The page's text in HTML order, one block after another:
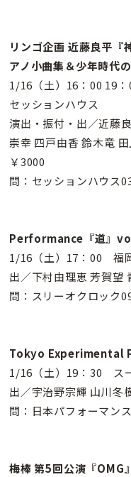
リンゴ企画 近藤良平『
アノ小曲集＆少年時代の
1/16（土）16：00 19
セッションハウス
演出・振付・出／近藤
崇幸 四戸由香 鈴木竜
￥3000
問：セッションハウス
Performance『道』
1/16（土）17：00 福
出／下村由理恵 芳賀
問：スリーオクロック
Tokyo Experimental
1/16（土）19：30 ス
出／宇治野宗輝 山川
問：日本パフォーマン
梅棒 第5回公演『OMG